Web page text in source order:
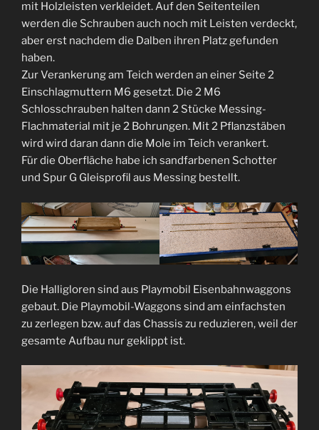
mit Holzleisten verkleidet. Auf den Seitenteilen
werden die Schrauben auch noch mit Leisten verdeckt,
aber erst nachdem die Dalben ihren Platz gefunden
haben.
Zur Verankerung am Teich werden an einer Seite 2
Einschlagmuttern M6 gesetzt. Die 2 M6
Schlosschrauben halten dann 2 Stücke Messing-
Flachmaterial mit je 2 Bohrungen. Mit 2 Pflanzstäben
wird wird daran dann die Mole im Teich verankert.
Für die Oberfläche habe ich sandfarbenen Schotter
und Spur G Gleisprofil aus Messing bestellt.
Die Halligloren sind aus Playmobil Eisenbahnwaggons
gebaut. Die Playmobil-Waggons sind am einfachsten
zu zerlegen bzw. auf das Chassis zu reduzieren, weil der
gesamte Aufbau nur geklippt ist.